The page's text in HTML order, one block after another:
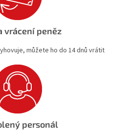
vrácení peněz
můžete ho do 14 dnů vrátit
personál